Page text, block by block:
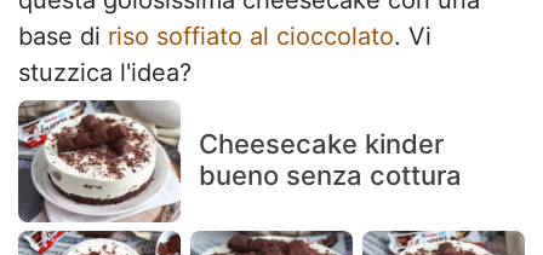
base di riso soffiato al cioccolato. Vi
stuzzica l'idea?
Cheesecake kinder
bueno senza cottura